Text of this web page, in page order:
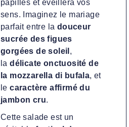
s
papilles et éveillera vos
sens. Imaginez le mariage
parfait entre la douceur
sucrée des figues
gorgées de soleil ,
ladélicate onctuosité de
la mozzarella di bufala, et
lecaractère affirmé du
jambon cru.
Cette salade est un